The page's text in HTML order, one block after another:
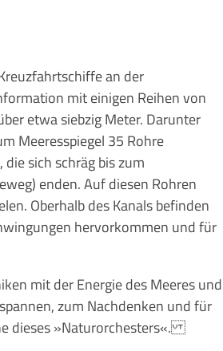
an der
mit einigen Reihen von
etwa siebzig Meter. Darunter
Meeresspiegel 35 Rohre
sich schräg bis zum
enden. Auf diesen Rohren
Oberhalb des Kanals befinden
hervorkommen und für
mit der Energie des Meeres und
zum Nachdenken und für
dieses »Naturorchesters«.